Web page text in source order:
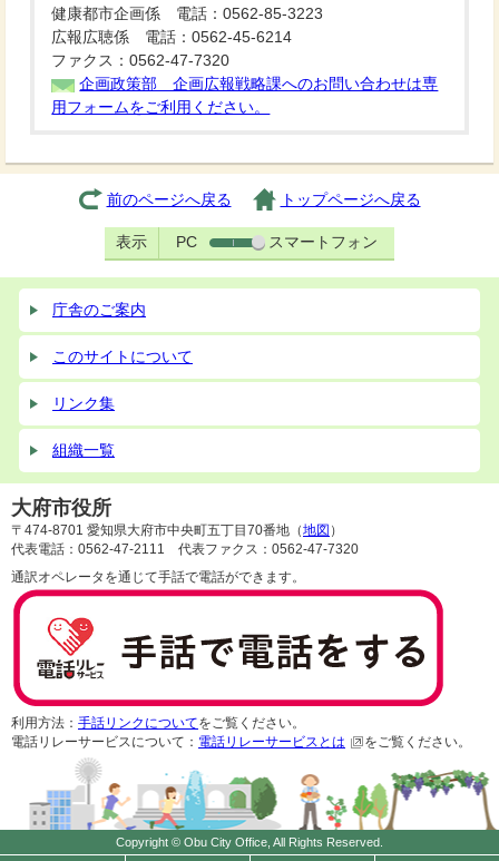
健康都市企画係 電話：0562-85-3223
広報広聴係 電話：0562-45-6214
ファクス：0562-47-7320
企画政策部 企画広報戦略課へのお問い合わせは専
用フォームをご利用ください。
前のページへ戻る トップページへ戻る
表示 PC スマートフォン
庁舎のご案内
このサイトについて
リンク集
組織一覧
大府市役所
〒474-8701 愛知県大府市中央町五丁目70番地（地図 ）
代表電話：0562-47-2111 代表ファクス：0562-47-7320
通訳オペレータを通じて手話で電話ができます。
利用方法： 手話リンクについてをご覧ください。
電話リレーサービスについて： 電話リレーサービスとは をご覧ください。
Copyright © Obu City Office, All Rights Reserved.